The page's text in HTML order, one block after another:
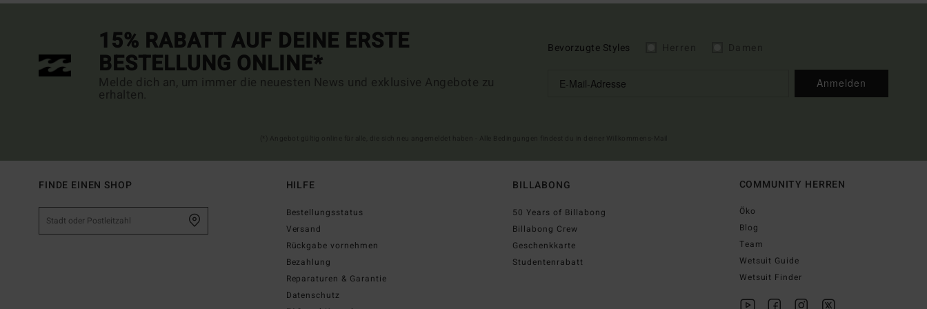
15% RABATT AUF DEINE ERSTE
BESTELLUNG ONLINE*
Melde dich an, um immer die neuesten News und exklusive Angebote zu
erhalten.
Bevorzugte Styles
Anmelden
FINDE EINEN SHOP HILFE
Bestellungsstatus
Versand
Rückgabe vornehmen
Bezahlung
Reparaturen & Garantie
Datenschutz
BILLABONG
50 Years of Billabong
Billabong Crew
Geschenkkarte
Studentenrabatt
COMMUNITY HERREN
Öko
Blog
Team
Wetsuit Guide
Wetsuit Finder